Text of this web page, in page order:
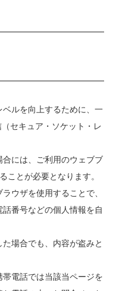
ルを向上するために、一
セキュア・ソケット・レ
には、ご利用のウェブブ
ことが必要となります。
ウザを使用することで、
番号などの個人情報を自
場合でも、内容が盗みと
電話では当該当ページを